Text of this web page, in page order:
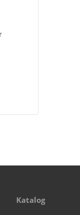
Katalog